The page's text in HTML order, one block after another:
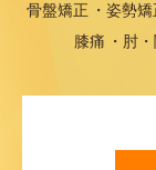
骨盤矯正 姿勢矯
膝痛
肘